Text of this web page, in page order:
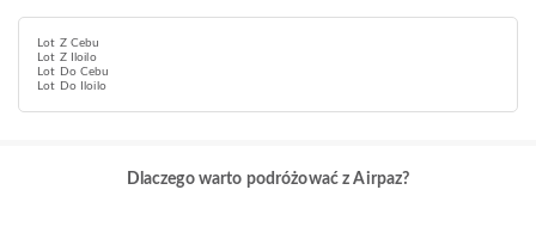
Lot Z Cebu
Lot Z Iloilo
Lot Do Cebu
Lot Do Iloilo
Dlaczego warto podróżować z Airpaz?